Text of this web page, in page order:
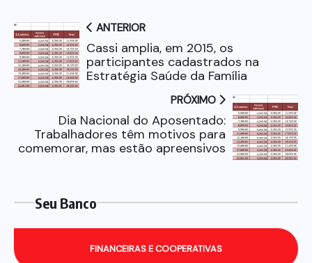
ANTERIOR
Cassi amplia, em 2015, os
participantes cadastrados na
Estratégia Saúde da Família
PRÓXIMO
Dia Nacional do Aposentado:
Trabalhadores têm motivos para
comemorar, mas estão apreensivos
Seu Banco
FINANCEIRAS E COOPERATIVAS